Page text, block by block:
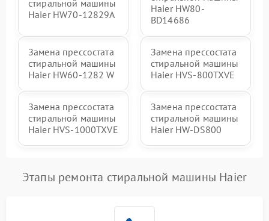
стиральной машины
Haier HW70-12829A
Haier HW80-
BD14686
Замена прессостата
стиральной машины
Haier HW60-1282 W
Замена прессостата
стиральной машины
Haier HVS-800TXVE
Замена прессостата
стиральной машины
Haier HVS-1000TXVE
Замена прессостата
стиральной машины
Haier HW-DS800
Этапы ремонта стиральной машины Haier